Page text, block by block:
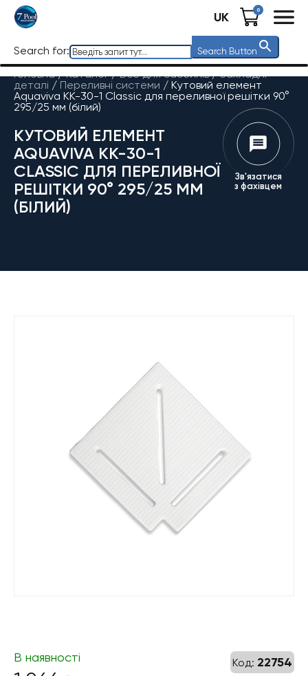
UK 0
Search for: Search Button
Головна / Каталог/Все для басейнів/Закладні
деталі / Переливні системи / Кутовий елемент
Aquaviva KK-30-1 Classic для переливної решітки 90°
295/25 мм (білий)
КУТОВИЙ ЕЛЕМЕНТ
AQUAVIVA KK-30-1
CLASSIC ДЛЯ ПЕРЕЛИВНОЇ
РЕШІТКИ 90° 295/25 ММ
(БІЛИЙ)
Зв'язатися
з фахівцем
Код: 22754
В наявності